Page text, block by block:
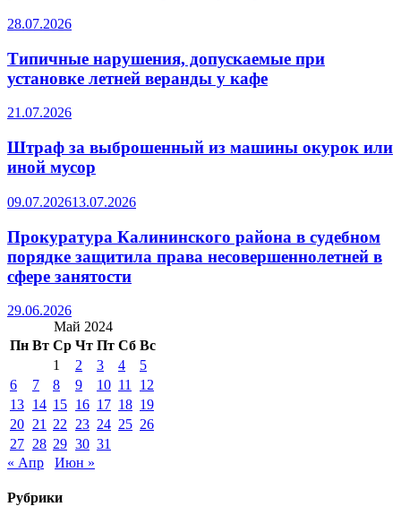
28.07.2026
Типичные нарушения, допускаемые при
установке летней веранды у кафе
21.07.2026
Штраф за выброшенный из машины окурок или
иной мусор
09.07.202613.07.2026
Прокуратура Калининского района в судебном
порядке защитила права несовершеннолетней в
сфере занятости
29.06.2026
Май 2024
Пн Вт Ср Чт Пт Сб Вс
1
2 3 4
5
6
7 8 9 10 11
12
13 14 15 16 17 18 19
20 21 22 23 24 25 26
27 28 29 30 31
« Апр
Июн »
Рубрики